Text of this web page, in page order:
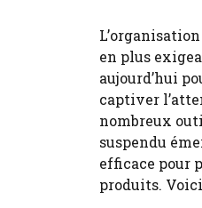
en plus
aujourd’hui
captiver
nombreux
suspendu
efficace pour
produits.